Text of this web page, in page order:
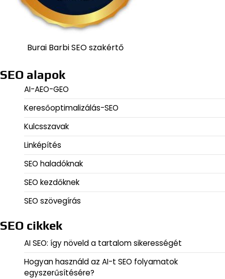
Burai Barbi SEO szakértő
SEO alapok
AI-AEO-GEO
Keresőoptimalizálás-SEO
Kulcsszavak
Linképítés
SEO haladóknak
SEO kezdőknek
SEO szövegírás
SEO cikkek
AI SEO: így növeld a tartalom sikerességét
Hogyan használd az AI-t SEO folyamatok
egyszerűsítésére?